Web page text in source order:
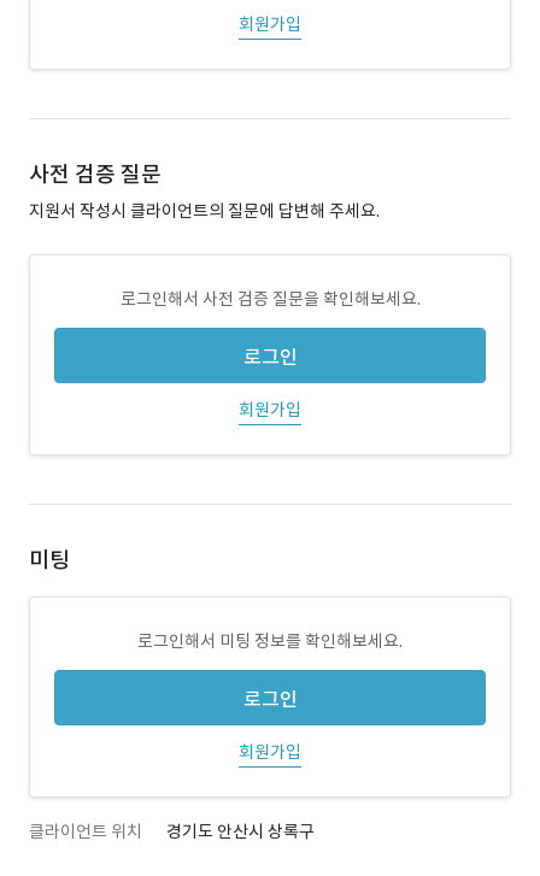
회원가입
사전 검증 질문
지원서 작성시 클라이언트의 질문에 답변해 주세요.
로그인해서 사전 검증 질문을 확인해보세요.
로그인
회원가입
미팅
로그인해서 미팅 정보를 확인해보세요.
로그인
회원가입
클라이언트 위치 경기도 안산시 상록구